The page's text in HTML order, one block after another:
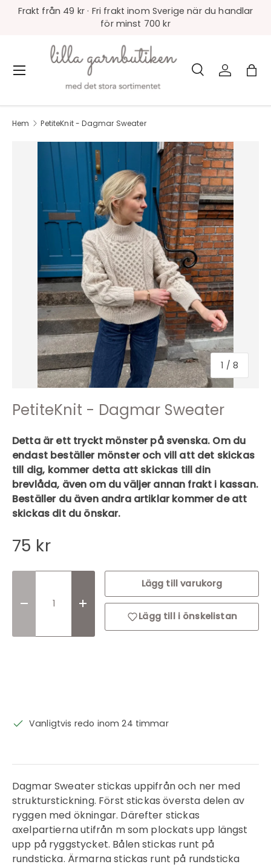
Frakt från 49 kr · Fri frakt inom Sverige när du handlar
för minst 700 kr
Sök
Produkttyp
Sök Logga in
Meny
Hem PetiteKnit - Dagmar Sweater
1 / 8
PetiteKnit - Dagmar Sweater
Detta är ett tryckt mönster på svenska. Om du
endast beställer mönster och vill att det skickas
till dig, kommer detta att skickas till din
brevlåda, även om du väljer annan frakt i kassan.
Beställer du även andra artiklar kommer de att
skickas dit du önskar.
75 kr
Translation missing:Translation missing:
Lägg till varukorg
Lägg till i önskelistan
Vanligtvis redo inom 24 timmar
Dagmar Sweater stickas uppifrån och ner med
strukturstickning. Först stickas översta delen av
ryggen med ökningar. Därefter stickas
axelpartierna utifrån m som plockats upp längst
upp på ryggstycket. Bålen stickas runt på
rundsticka. Ärmarna stickas runt på rundsticka